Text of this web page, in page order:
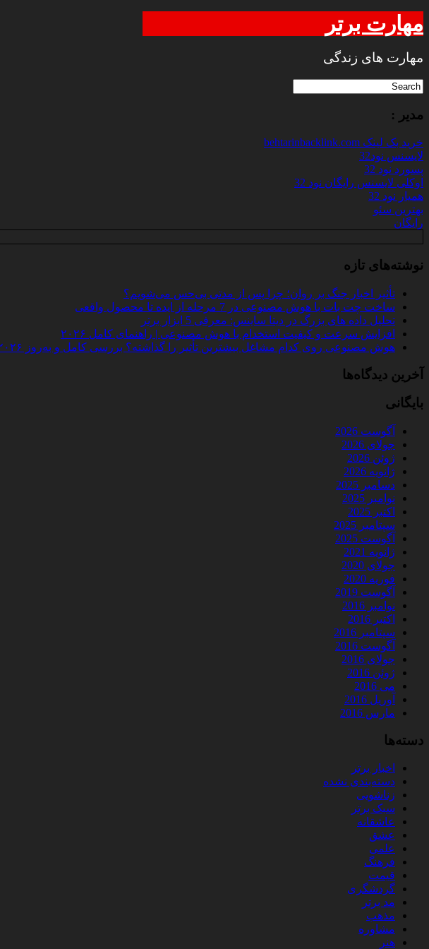
مهارت برتر
مهارت های زندگی
مدیر :
خرید بک لینک behtarinbacklink.com
لایسنس نود32
پسورد نود 32
اوکلی لایسنس رایگان نود 32
همیار نود 32
بهترین سئو
رایگان
نوشته‌های تازه
تأثیر اخبار جنگ بر روان؛ چرا پس از مدتی بی‌حس می‌شویم؟
ساخت چت‌ بات با هوش مصنوعی در 7 مرحله از ایده تا محصول واقعی
تحلیل داده‌ های بزرگ در دیتا ساینس: معرفی 5 ابزار برتر
افزایش سرعت و کیفیت استخدام با هوش مصنوعی | راهنمای کامل ۲۰۲۶
هوش مصنوعی روی کدام مشاغل بیشترین تأثیر را گذاشته؟ بررسی کامل و به‌روز ۲۰۲۶
آخرین دیدگاه‌ها
بایگانی
آگوست 2026
جولای 2026
ژوئن 2026
ژانویه 2026
دسامبر 2025
نوامبر 2025
اکتبر 2025
سپتامبر 2025
آگوست 2025
ژانویه 2021
جولای 2020
فوریه 2020
آگوست 2019
نوامبر 2016
اکتبر 2016
سپتامبر 2016
آگوست 2016
جولای 2016
ژوئن 2016
می 2016
آوریل 2016
مارس 2016
دسته‌ها
اخبار برتر
دسته‌بندی نشده
زناشویی
سبک برتر
عاشقانه
عشق
علمی
فرهنگ
قیمت
گردشگری
مد برتر
مذهب
مشاوره
هنر